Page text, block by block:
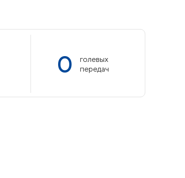
0
голевых
передач